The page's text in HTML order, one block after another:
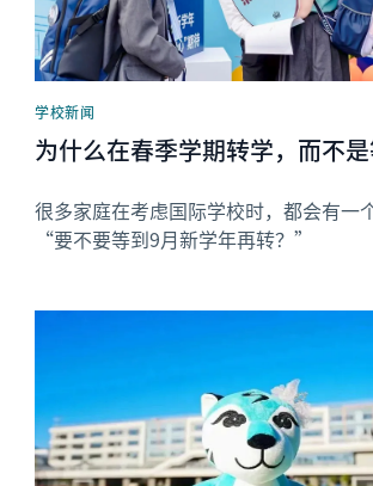
学校新闻
为什么在春季学期转学，而不是
很多家庭在考虑国际学校时，都会有一
“要不要等到9月新学年再转？”